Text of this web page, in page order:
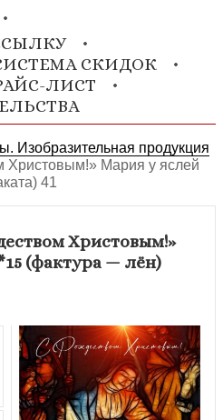
СКИДОК
ЛИСТ
Изобразительная продукция
Христовым!» Мария у яслей
41
Христовым!»
(фактура — лён)